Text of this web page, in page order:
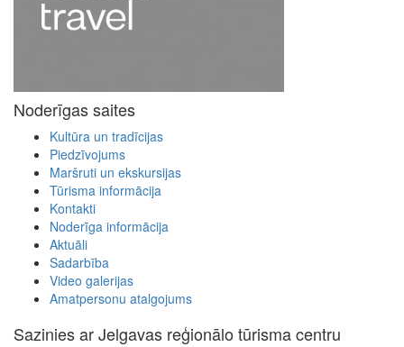
Noderīgas saites
Kultūra un tradīcijas
Piedzīvojums
Maršruti un ekskursijas
Tūrisma informācija
Kontakti
Noderīga informācija
Aktuāli
Sadarbība
Video galerijas
Amatpersonu atalgojums
Sazinies ar Jelgavas reģionālo tūrisma centru